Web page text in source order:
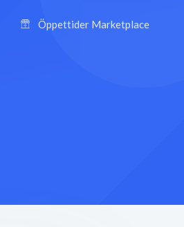
Öppettider Marketplace